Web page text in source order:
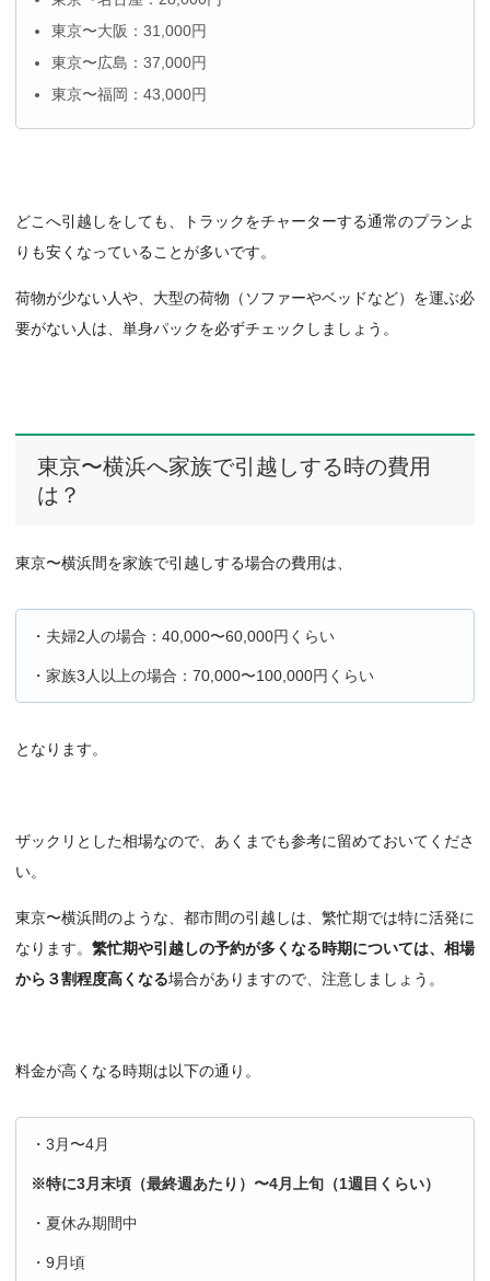
東京〜大阪：31,000円
東京〜広島：37,000円
東京〜福岡：43,000円
どこへ引越しをしても、トラックをチャーターする通常のプランよ
りも安くなっていることが多いです。
荷物が少ない人や、大型の荷物（ソファーやベッドなど）を運ぶ必
要がない人は、単身パックを必ずチェックしましょう。
東京〜横浜へ家族で引越しする時の費用
は？
東京〜横浜間を家族で引越しする場合の費用は、
・夫婦2人の場合：40,000〜60,000円くらい
・家族3人以上の場合：70,000〜100,000円くらい
となります。
ザックリとした相場なので、あくまでも参考に留めておいてくださ
い。
東京〜横浜間のような、都市間の引越しは、繁忙期では特に活発に
なります。 繁忙期や引越しの予約が多くなる時期については、相場
から３割程度高くなる場合がありますので、注意しましょう。
料金が高くなる時期は以下の通り。
・3月〜4月
※特に3月末頃（最終週あたり）〜4月上旬（1週目くらい）
・夏休み期間中
・9月頃